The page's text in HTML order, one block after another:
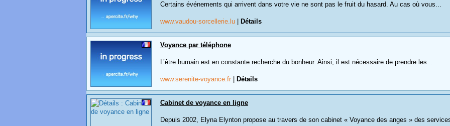
Certains événements qui arrivent dans votre vie ne sont pas le fruit du hasard. Au cas où vous...
www.vaudou-sorcellerie.lu Détails
Voyance par téléphone
L’être humain est en constante recherche du bonheur. Ainsi, il est nécessaire de prendre les...
www.serenite-voyance.fr Détails
Cabinet de voyance en ligne
Depuis 2002, Elyna Elynton propose au travers de son cabinet « Voyance des anges » des